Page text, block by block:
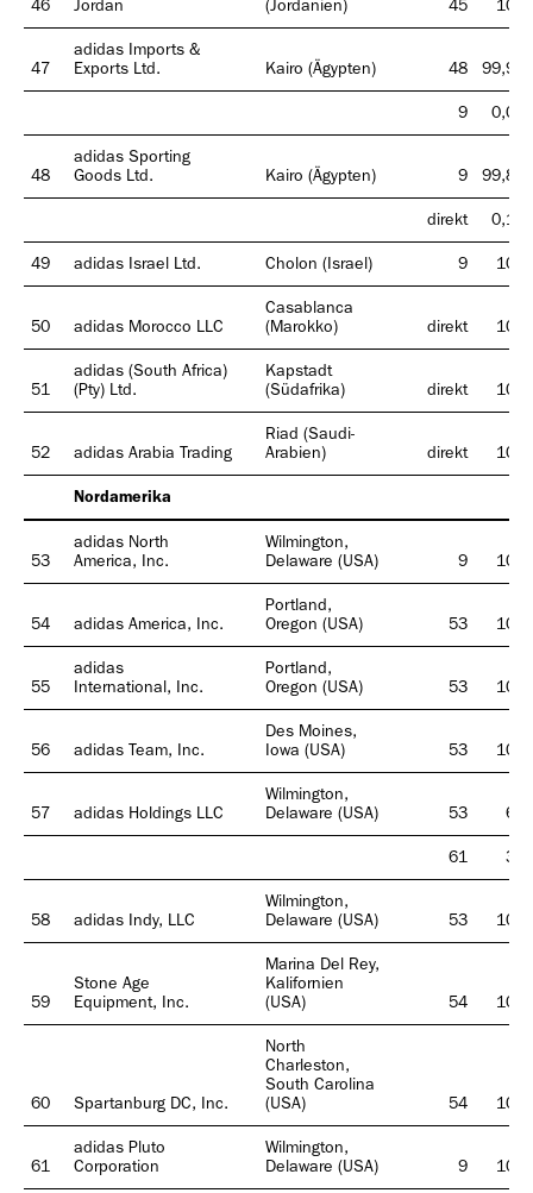
46
Jordan
(Jordanien)
45 100
47
adidas Imports &
Exports Ltd.
Kairo (Ägypten) 48 99,98
9 0,02
48
adidas Sporting
Goods Ltd.
Kairo (Ägypten) 9 99,81
direkt 0,19
49 adidas Israel Ltd. Cholon (Israel) 9 100
50 adidas Morocco LLC
Casablanca
(Marokko)
direkt 100
51
adidas (South Africa)
(Pty) Ltd.
Kapstadt
(Südafrika)
direkt 100
52 adidas Arabia Trading
Riad (Saudi-
Arabien)
direkt 100
Nordamerika
53
adidas North
America, Inc.
Wilmington,
Delaware (USA)
9 100
54 adidas America, Inc.
Portland,
Oregon (USA)
53 100
55
adidas
International, Inc.
Portland,
Oregon (USA)
53 100
56 adidas Team, Inc.
Des Moines,
Iowa (USA)
53 100
57 adidas Holdings LLC
Wilmington,
Delaware (USA)
53 69
61 31
58 adidas Indy, LLC
Wilmington,
Delaware (USA)
53 100
59
Stone Age
Equipment, Inc.
Marina Del Rey,
Kalifornien
(USA)
54 100
60 Spartanburg DC, Inc.
North
Charleston,
South Carolina
(USA)
54 100
61
adidas Pluto
Corporation
Wilmington,
Delaware (USA)
9 100